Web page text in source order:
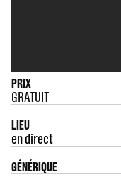
PRIX
GRATUIT
LIEU
en direct
GÉNÉRIQUE